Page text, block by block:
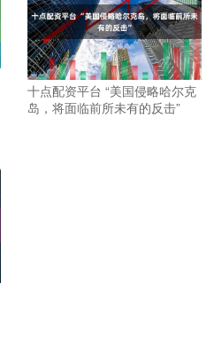
十点配资平台 “美国侵略哈尔克
岛，将面临前所未有的反击”